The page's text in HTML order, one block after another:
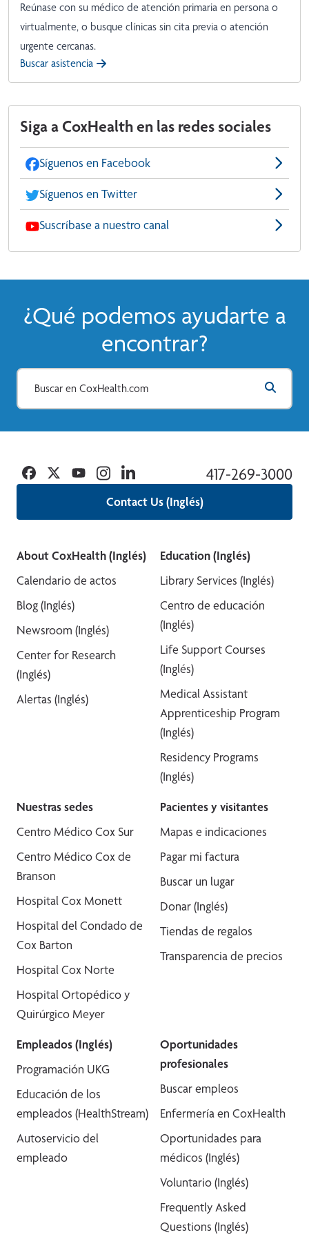
Reúnase con su médico de atención primaria en persona o
virtualmente, o busque clínicas sin cita previa o atención
urgente cercanas.
Buscar asistencia
Siga a CoxHealth en las redes sociales
Síguenos en Facebook
Síguenos en Twitter
Suscríbase a nuestro canal
¿Qué podemos ayudarte a
encontrar?
Contact Us (Inglés)
417-269-3000
Facebook
TwitterYouTubeInstagramLinkedin
About CoxHealth (Inglés)
Calendario de actos
Blog (Inglés)
Newsroom (Inglés)
Center for Research
(Inglés)
Alertas (Inglés)
Education (Inglés)
Library Services (Inglés)
Centro de educación
(Inglés)
Life Support Courses
(Inglés)
Medical Assistant
Apprenticeship Program
(Inglés)
Residency Programs
(Inglés)
Nuestras sedes
Centro Médico Cox Sur
Centro Médico Cox de
Branson
Hospital Cox Monett
Hospital del Condado de
Cox Barton
Hospital Cox Norte
Hospital Ortopédico y
Quirúrgico Meyer
Pacientes y visitantes
Mapas e indicaciones
Pagar mi factura
Buscar un lugar
Donar (Inglés)
Tiendas de regalos
Transparencia de precios
Empleados (Inglés)
Programación UKG
Educación de los
empleados (HealthStream)
Autoservicio del
empleado
Oportunidades
profesionales
Buscar empleos
Enfermería en CoxHealth
Oportunidades para
médicos (Inglés)
Voluntario (Inglés)
Frequently Asked
Questions (Inglés)